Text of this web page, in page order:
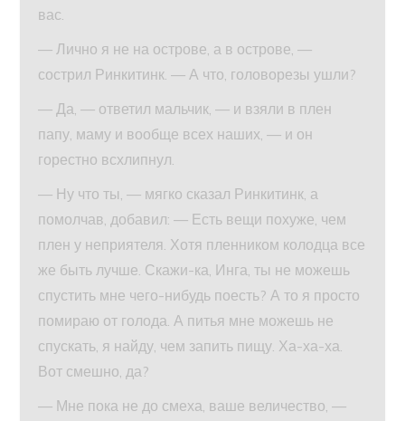
вас.
— Лично я не на острове, а в острове, —
сострил Ринкитинк. — А что, головорезы ушли?
— Да, — ответил мальчик, — и взяли в плен
папу, маму и вообще всех наших, — и он
горестно всхлипнул.
— Ну что ты, — мягко сказал Ринкитинк, а
помолчав, добавил: — Есть вещи похуже, чем
плен у неприятеля. Хотя пленником колодца все
же быть лучше. Скажи-ка, Инга, ты не можешь
спустить мне чего-нибудь поесть? А то я просто
помираю от голода. А питья мне можешь не
спускать, я найду, чем запить пищу. Ха-ха-ха.
Вот смешно, да?
— Мне пока не до смеха, ваше величество, —